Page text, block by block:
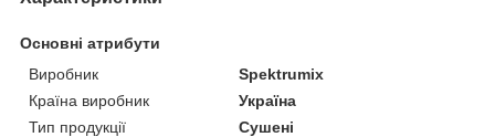
Основні атрибути
Виробник
Spektrumix
Країна виробник
Україна
Тип продукції
Сушені